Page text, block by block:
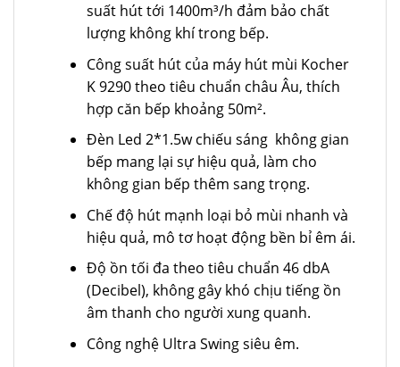
suất hút tới 1400m³/h đảm bảo chất
lượng không khí trong bếp.
Công suất hút của máy hút mùi Kocher
K 9290 theo tiêu chuẩn châu Âu, thích
hợp căn bếp khoảng 50m².
Đèn Led 2*1.5w chiếu sáng không gian
bếp mang lại sự hiệu quả, làm cho
không gian bếp thêm sang trọng.
Chế độ hút mạnh loại bỏ mùi nhanh và
hiệu quả, mô tơ hoạt động bền bỉ êm ái.
Độ ồn tối đa theo tiêu chuẩn 46 dbA
(Decibel), không gây khó chịu tiếng ồn
âm thanh cho người xung quanh.
Công nghệ Ultra Swing siêu êm.